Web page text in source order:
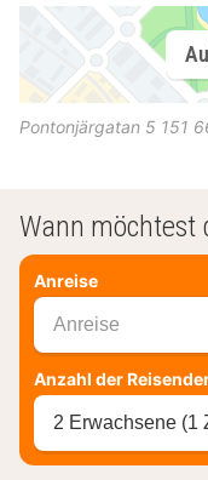
Pontonjärgatan 5 151
Wann möchtest
Anreise
Anreise
Anzahl der
2 Erwachsene (1